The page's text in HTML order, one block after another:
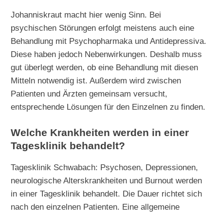
Johanniskraut macht hier wenig Sinn. Bei
psychischen Störungen erfolgt meistens auch eine
Behandlung mit Psychopharmaka und Antidepressiva.
Diese haben jedoch Nebenwirkungen. Deshalb muss
gut überlegt werden, ob eine Behandlung mit diesen
Mitteln notwendig ist. Außerdem wird zwischen
Patienten und Ärzten gemeinsam versucht,
entsprechende Lösungen für den Einzelnen zu finden.
Welche Krankheiten werden in einer
Tagesklinik behandelt?
Tagesklinik Schwabach: Psychosen, Depressionen,
neurologische Alterskrankheiten und Burnout werden
in einer Tagesklinik behandelt. Die Dauer richtet sich
nach den einzelnen Patienten. Eine allgemeine